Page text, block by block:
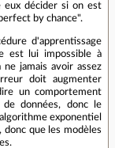
eux décider si on est
by chance".
d'apprentissage
est lui impossible à
jamais avoir assez
doit augmenter
un comportement
de données, donc le
exponentiel
donc que les modèles